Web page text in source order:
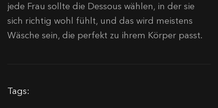
jede Frau sollte die Dessous wählen, in der sie
sich richtig wohl fühlt, und das wird meistens
Wäsche sein, die perfekt zu ihrem Körper passt.
Tags: